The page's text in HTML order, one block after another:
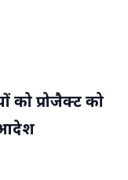
को प्रोजैक्ट को
आदेश